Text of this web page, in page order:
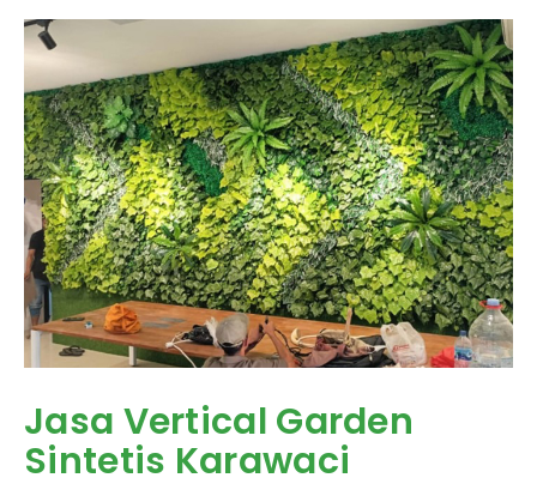
Jasa Vertical Garden
Sintetis Karawaci